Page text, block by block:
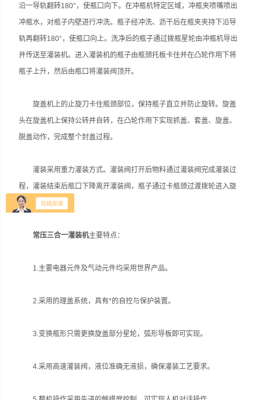
沿一导轨翻转180°，使瓶口向下。在冲瓶机特定区域，冲瓶夹喷嘴喷出
冲瓶水，对瓶子内壁进行冲洗。瓶子经冲洗、沥干后在瓶夹夹持下沿导
轨再翻转180°，使瓶口向上。洗净后的瓶子通过拨瓶星轮由冲瓶机导出
并传送至灌装机。进入灌装机的瓶子由瓶颈托板卡住并在凸轮作用下将
瓶子上升，然后由瓶口将灌装阀顶开。
旋盖机上的止旋刀卡住瓶颈部位，保持瓶子直立并防止旋转。旋盖
头在旋盖机上保持公转并自转，在凸轮作用下实现抓盖、套盖、旋盖、
脱盖动作，完成整个封盖过程。
灌装采用重力灌装方式。灌装阀打开后物料通过灌装阀完成灌装过
程，灌装结束后瓶口下降离开灌装阀，瓶子通过卡瓶颈过渡拨轮进入旋
盖机。
常压三合一灌装机主要特点：
1.主要电器元件及气动元件均采用世界产品。
2.采用的理盖系统，具有*的自控与保护装置。
3.变换瓶形只需更换旋盖部分星轮，弧形导板即可实现。
4.采用高速灌装阀，液位准确无液损，确保灌装工艺要求。